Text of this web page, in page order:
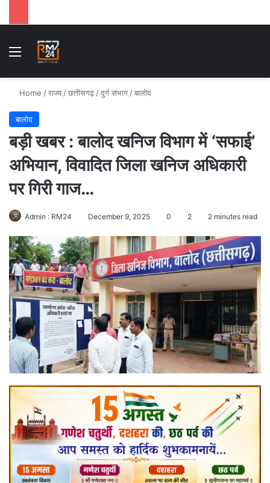
Menu
Home /राज्य /छत्तीसगढ़ /दुर्ग संभाग /बालोद
बालोद
बड़ी खबर : बालोद खनिज विभाग में ‘सफाई’
अभियान, विवादित जिला खनिज अधिकारी
पर गिरी गाज…
Admin : RM24 December 9, 2025 0 2 2 minutes read